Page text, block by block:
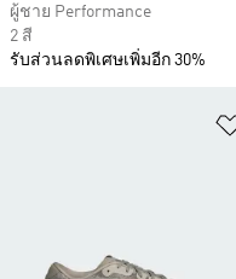
ผู้ชาย Performance
2 สี
รับส่วนลดพิเศษเพิ่มอีก 30%